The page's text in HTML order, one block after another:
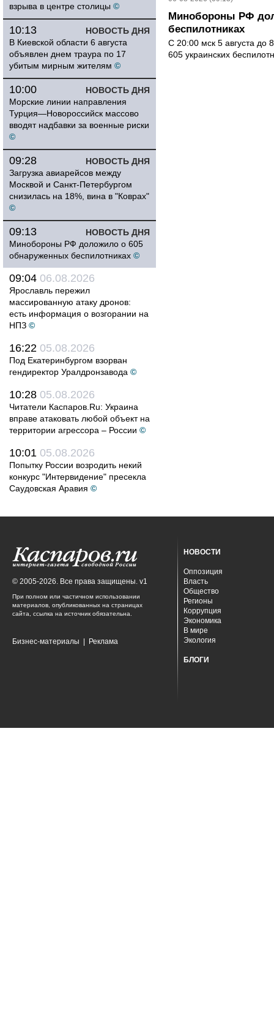
взрыва в центре столицы ©
НОВОСТЬ ДНЯ
10:13
В Киевской области 6 августа
объявлен днем траура по 17
убитым мирным жителям ©
НОВОСТЬ ДНЯ
10:00
Морские линии направления
Турция—Новороссийск массово
вводят надбавки за военные риски
©
НОВОСТЬ ДНЯ
09:28
Загрузка авиарейсов между
Москвой и Санкт-Петербургом
снизилась на 18%, вина в "Коврах"
©
НОВОСТЬ ДНЯ
09:13
Минобороны РФ доложило о 605
обнаруженных беспилотниках ©
09:04 06.08.2026
Ярославль пережил
массированную атаку дронов:
есть информация о возгорании на
НПЗ ©
16:22 05.08.2026
Под Екатеринбургом взорван
гендиректор Уралдронзавода ©
10:28 05.08.2026
Читатели Каспаров.Ru: Украина
вправе атаковать любой объект на
территории агрессора – России ©
10:01 05.08.2026
Попытку России возродить некий
конкурс "Интервидение" пресекла
Саудовская Аравия ©
Минобороны РФ
беспилотниках
С 20:00 мск 5 августа до
605 украинских
© 2005-2026. Все права защищены. v1
При полном или частичном использовании
материалов, опубликованных на страницах
сайта, ссылка на источник обязательна.
Бизнес-материалы Реклама
НОВОСТИ
Оппозиция
Власть
Общество
Регионы
Коррупция
Экономика
В мире
Экология
БЛОГИ